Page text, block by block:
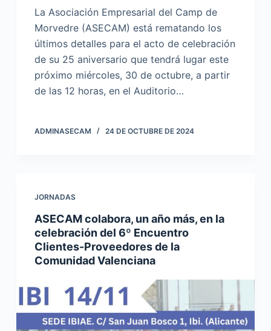
La Asociación Empresarial del Camp de
Morvedre (ASECAM) está rematando los
últimos detalles para el acto de celebración
de su 25 aniversario que tendrá lugar este
próximo miércoles, 30 de octubre, a partir
de las 12 horas, en el Auditorio…
ADMINASECAM 24 DE OCTUBRE DE 2024
JORNADAS
ASECAM colabora, un año más, en la
celebración del 6º Encuentro
Clientes-Proveedores de la
Comunidad Valenciana